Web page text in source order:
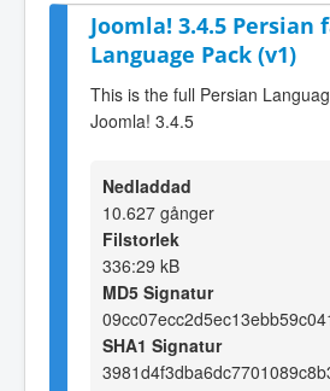
Joomla! 3.4.5 Persian
Language Pack (v1)
This is the full Persian
Joomla! 3.4.5
Nedladdad
10.627 gånger
Filstorlek
336:29 kB
MD5 Signatur
SHA1 Signatur